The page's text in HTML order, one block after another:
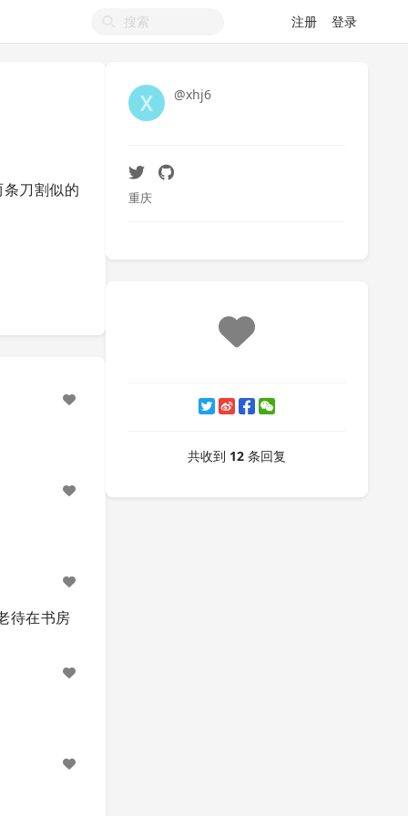
注册 登录
刀割似的
待在书房
@xhj6
重庆
共收到 12 条回复